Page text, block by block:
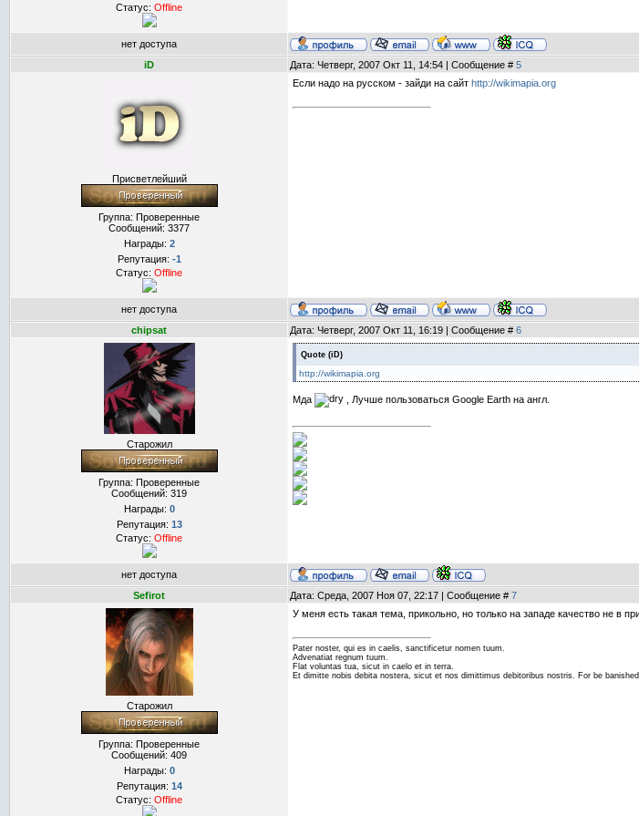
Статус: Offline
нет доступа
iD
Дата: Четверг, 2007 Окт 11, 14:54 | Сообщение # 5
Присветлейший
Группа: Проверенные
Сообщений: 3377
Награды: 2
Репутация: -1
Статус: Offline
Если надо на русском - зайди на сайт http://wikimapia.org
нет доступа
chipsat
Дата: Четверг, 2007 Окт 11, 16:19 | Сообщение # 6
Старожил
Группа: Проверенные
Сообщений: 319
Награды: 0
Репутация: 13
Статус: Offline
Quote (iD)
http://wikimapia.org
Мда , Лучше пользоваться Google Earth на англ.
нет доступа
Sefirot
Дата: Среда, 2007 Ноя 07, 22:17 | Сообщение # 7
Старожил
Группа: Проверенные
Сообщений: 409
Награды: 0
Репутация: 14
Статус: Offline
У меня есть такая тема, прикольно, но только на западе качество не в
Pater noster, qui es in caelis, sanctificetur nomen tuum.
Advenatiat regnum tuum.
Flat voluntas tua, sicut in caelo et in terra.
Et dimitte nobis debita nostera, sicut et nos dimittimus debitoribus nostris. For be